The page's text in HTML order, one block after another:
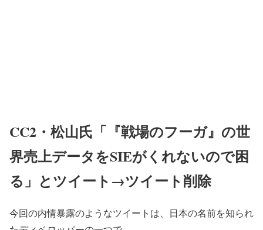
CC2・松山氏「『戦場のフーガ』の世
界売上データをSIEがくれないので困
る」とツイート→ツイート削除
今回の内情暴露のようなツイートは、日本の名前を知られ